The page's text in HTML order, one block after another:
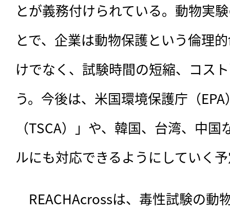
とが義務付けられている。動物実
とで、企業は動物保護という倫理
けでなく、試験時間の短縮、コス
う。今後は、米国環境保護庁（
（TSCA）」や、韓国、台湾、中
ルにも対応できるようにしていく
REACHAcrossは、毒性試験の動